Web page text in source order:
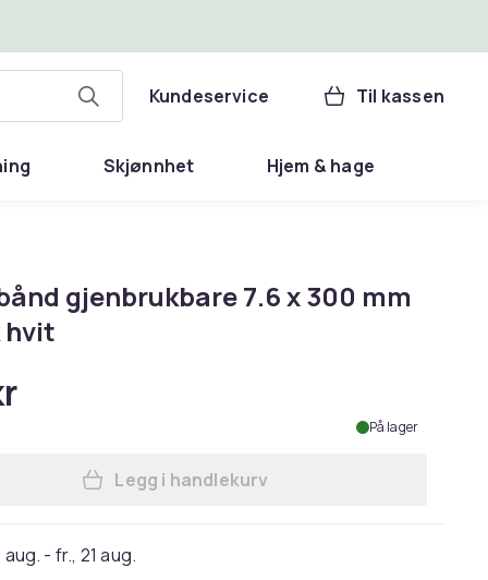
Kundeservice Til kassen
Skjønnhet Hjem & hage
gjenbrukbare 7.6 x 300 mm
hvit
På lager
Legg Kabelbånd gjenbrukbare 7.6
Legg i handlekurv
aug. - fr., 21 aug.